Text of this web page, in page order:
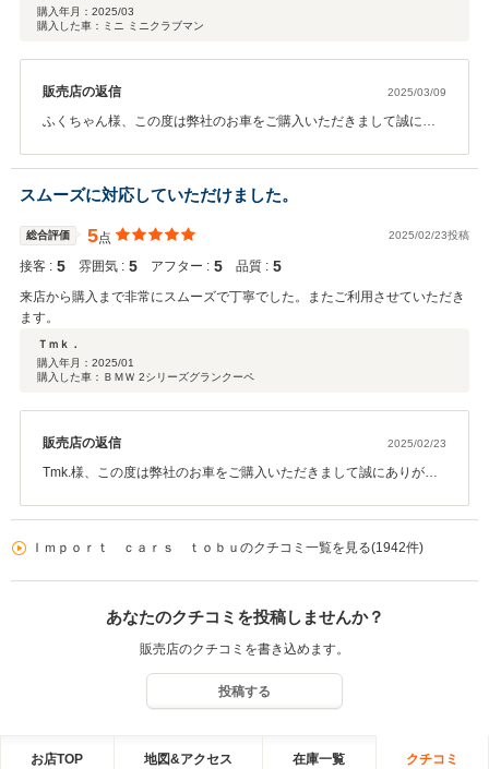
購入年月： 2025/03
購入した車：ミニ ミニクラブマン
販売店の返信 2025/03/09
ふくちゃん様、この度は弊社のお車をご購入いただきまして誠にあ
洗車も楽しくできると思います！今後もメンテナンスなどでしっか
りサポートいたしますので、頼って頂ければと思います！ありがと
うございました！
スムーズに対応していただけました。
総合評価 5点 2025/02/23投稿
接客 : 5 雰囲気 : 5 アフター : 5 品質 : 5
来店から購入まで非常にスムーズで丁寧でした。またご利用させていただき
ます。
Ｔｍｋ．
購入年月： 2025/01
購入した車：ＢＭＷ 2シリーズグランクーペ
販売店の返信 2025/02/23
Tmk.様、この度は弊社のお車をご購入いただきまして誠にありがと
した！
Ｉｍｐｏｒｔ ｃａｒｓ ｔｏｂｕのクチコミ一覧を見る(1942件)
あなたのクチコミを投稿しませんか？
販売店のクチコミを書き込めます。
投稿する
お店TOP 地図&アクセス 在庫一覧 クチコミ